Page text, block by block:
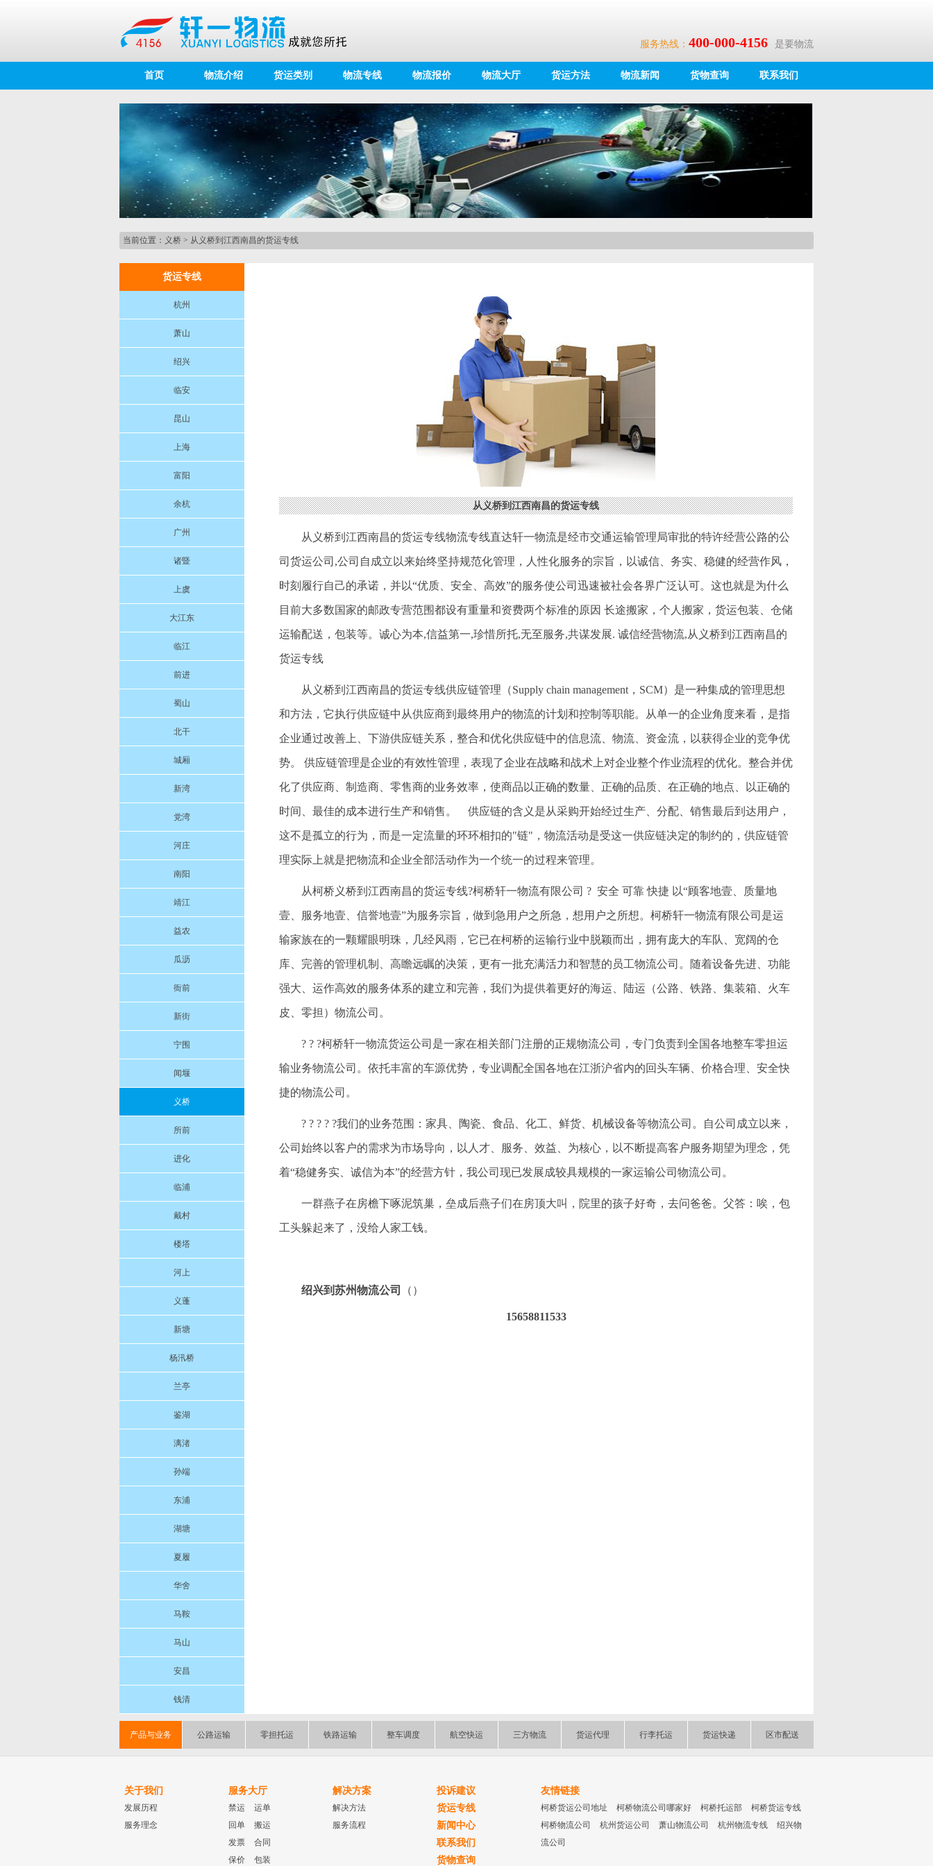
服务热线： 400-000-4156 是要物流
首页 物流介绍 货运类别 物流专线 物流报价 物流大厅 货运方法 物流新闻 货物查询 联系我们
当前位置： 义桥 > 从义桥到江西南昌的货运专线
货运专线
杭州
萧山
绍兴
临安
昆山
上海
富阳
余杭
广州
诸暨
上虞
大江东
临江
前进
蜀山
北干
城厢
新湾
党湾
河庄
南阳
靖江
益农
瓜沥
衙前
新街
宁围
闻堰
义桥
所前
进化
临浦
戴村
楼塔
河上
义蓬
新塘
杨汛桥
兰亭
鉴湖
漓渚
孙端
东浦
湖塘
夏履
华舍
马鞍
马山
安昌
钱清
从义桥到江西南昌的货运专线
从义桥到江西南昌的货运专线物流专线直达轩一物流是经市交通运输管理局审批的特许经营公路的公
司货运公司,公司自成立以来始终坚持规范化管理，人性化服务的宗旨，以诚信、务实、稳健的经营作风，
时刻履行自己的承诺，并以“优质、安全、高效”的服务使公司迅速被社会各界广泛认可。这也就是为什么
目前大多数国家的邮政专营范围都设有重量和资费两个标准的原因 长途搬家，个人搬家，货运包装、仓储
运输配送，包装等。诚心为本,信益第一,珍惜所托,无至服务,共谋发展. 诚信经营物流,从义桥到江西南昌的
货运专线
从义桥到江西南昌的货运专线供应链管理（Supply chain management，SCM）是一种集成的管理思想
和方法，它执行供应链中从供应商到最终用户的物流的计划和控制等职能。从单一的企业角度来看，是指
企业通过改善上、下游供应链关系，整合和优化供应链中的信息流、物流、资金流，以获得企业的竞争优
势。 供应链管理是企业的有效性管理，表现了企业在战略和战术上对企业整个作业流程的优化。整合并优
化了供应商、制造商、零售商的业务效率，使商品以正确的数量、正确的品质、在正确的地点、以正确的
时间、最佳的成本进行生产和销售。 供应链的含义是从采购开始经过生产、分配、销售最后到达用户，
这不是孤立的行为，而是一定流量的环环相扣的"链"，物流活动是受这一供应链决定的制约的，供应链管
理实际上就是把物流和企业全部活动作为一个统一的过程来管理。
从柯桥义桥到江西南昌的货运专线?柯桥轩一物流有限公司 ? 安全 可靠 快捷 以“顾客地壹、质量地
壹、服务地壹、信誉地壹”为服务宗旨，做到急用户之所急，想用户之所想。柯桥轩一物流有限公司是运
输家族在的一颗耀眼明珠，几经风雨，它已在柯桥的运输行业中脱颖而出，拥有庞大的车队、宽阔的仓
库、完善的管理机制、高瞻远瞩的决策，更有一批充满活力和智慧的员工物流公司。随着设备先进、功能
强大、运作高效的服务体系的建立和完善，我们为提供着更好的海运、陆运（公路、铁路、集装箱、火车
皮、零担）物流公司。
? ? ?柯桥轩一物流货运公司是一家在相关部门注册的正规物流公司，专门负责到全国各地整车零担运
输业务物流公司。依托丰富的车源优势，专业调配全国各地在江浙沪省内的回头车辆、价格合理、安全快
捷的物流公司。
? ? ? ? ?我们的业务范围：家具、陶瓷、食品、化工、鲜货、机械设备等物流公司。自公司成立以来，
公司始终以客户的需求为市场导向，以人才、服务、效益、为核心，以不断提高客户服务期望为理念，凭
着“稳健务实、诚信为本”的经营方针，我公司现已发展成较具规模的一家运输公司物流公司。
一群燕子在房檐下啄泥筑巢，垒成后燕子们在房顶大叫，院里的孩子好奇，去问爸爸。父答：唉，包
工头躲起来了，没给人家工钱。
绍兴到苏州物流公司 （）
15658811533
产品与业务 公路运输 零担托运 铁路运输 整车调度 航空快运 三方物流 货运代理 行李托运 货运快递 区市配送
关于我们
发展历程
服务理念
服务大厅
禁运
运单
回单
搬运
发票
合同
保价
包装
解决方案
解决方法
服务流程
投诉建议
货运专线
新闻中心
联系我们
货物查询
友情链接
柯桥货运公司地址 柯桥物流公司哪家好 柯桥托运部
柯桥货运专线
柯桥物流公司
杭州货运公司 萧山物流公司 杭州物流专线
绍兴物
流公司